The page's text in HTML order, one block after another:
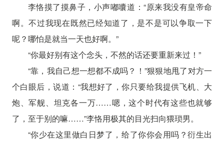
李恪摸了摸鼻子，小声嘟囔道：“原来我没有皇帝命
啊。不过我现在既然已经知道了，是不是可以争取一下
呢？哪怕是就当一天也好啊。”
“你最好别有这个念头，不然的话还要重新来过！”
“靠，我自己想一想都不成吗？！”狠狠地甩了对方一
个白眼后，说道：“我想好了，你只要给我提供飞机、大
炮、军舰、坦克各一万……嗯，这个时代有这些也就够
了，至于别的嘛……”李恪用极其的目光扫向猥琐男。
“你少在这里做白日梦了，给了你你会用吗？衍生出